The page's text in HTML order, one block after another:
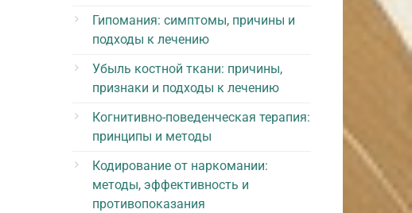
Гипомания: симптомы, причины и
подходы к лечению
Убыль костной ткани: причины,
признаки и подходы к лечению
Когнитивно-поведенческая терапия:
принципы и методы
Кодирование от наркомании:
методы, эффективность и
противопоказания